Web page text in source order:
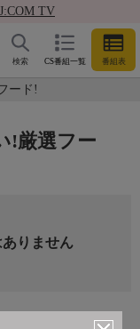
TV
CS番組一覧 番組表
検索
ード!
!厳選フー
りません